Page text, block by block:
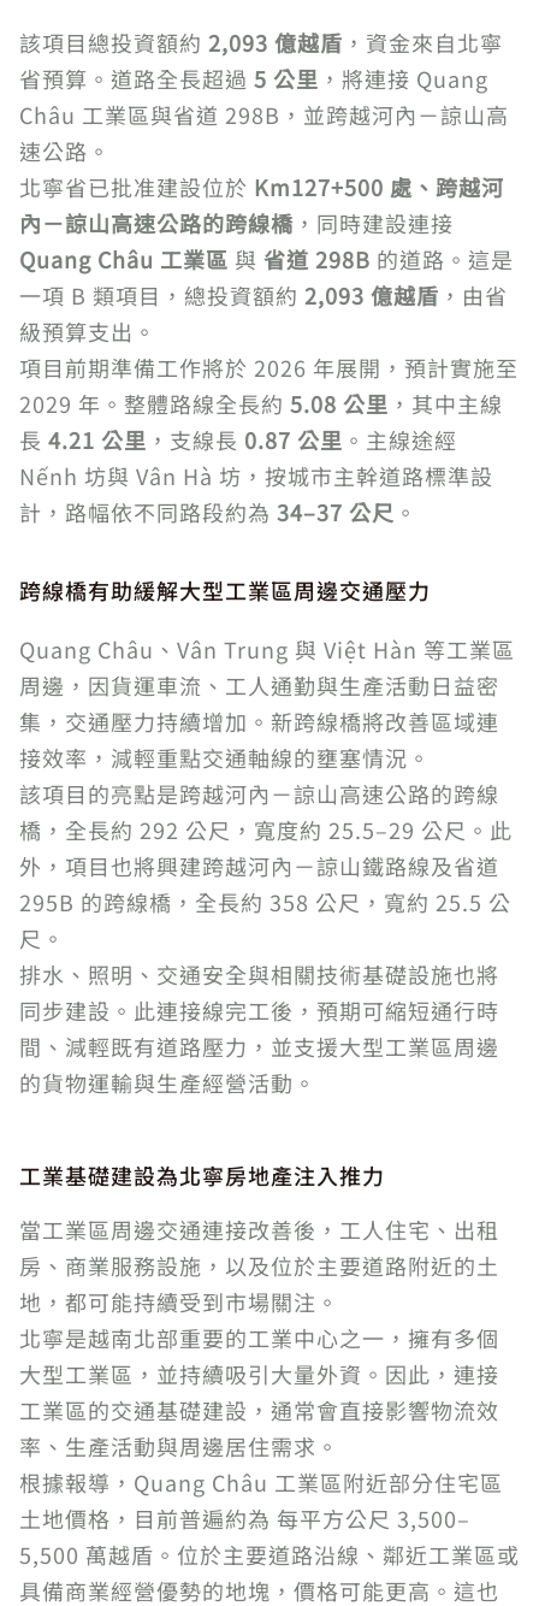
該項目總投資額約 2,093 億越盾 ，資金來自北寧
省預算。道路全長超過 5 公里 ，將連接 Quang
Châu 工業區與省道 298B，並跨越河內－諒山高
速公路。
北寧省已批准建設位於 Km127+500 處、跨越河
內－諒山高速公路的跨線橋 ，同時建設連接
Quang Châu 工業區 與 省道 298B 的道路。這是
一項 B 類項目，總投資額約 2,093 億越盾 ，由省
級預算支出。
項目前期準備工作將於 2026 年展開，預計實施至
2029 年。整體路線全長約 5.08 公里 ，其中主線
長 4.21 公里 ，支線長 0.87 公里 。主線途經
Nếnh 坊與 Vân Hà 坊，按城市主幹道路標準設
計，路幅依不同路段約為 34–37 公尺 。
跨線橋有助緩解大型工業區周邊交通壓力
Quang Châu、Vân Trung 與 Việt Hàn 等工業區
周邊，因貨運車流、工人通勤與生產活動日益密
集，交通壓力持續增加。新跨線橋將改善區域連
接效率，減輕重點交通軸線的壅塞情況。
該項目的亮點是跨越河內－諒山高速公路的跨線
橋，全長約 292 公尺，寬度約 25.5–29 公尺。此
外，項目也將興建跨越河內－諒山鐵路線及省道
295B 的跨線橋，全長約 358 公尺，寬約 25.5 公
尺。
排水、照明、交通安全與相關技術基礎設施也將
同步建設。此連接線完工後，預期可縮短通行時
間、減輕既有道路壓力，並支援大型工業區周邊
的貨物運輸與生產經營活動。
工業基礎建設為北寧房地產注入推力
當工業區周邊交通連接改善後，工人住宅、出租
房、商業服務設施，以及位於主要道路附近的土
地，都可能持續受到市場關注。
北寧是越南北部重要的工業中心之一，擁有多個
大型工業區，並持續吸引大量外資。因此，連接
工業區的交通基礎建設，通常會直接影響物流效
率、生產活動與周邊居住需求。
根據報導，Quang Châu 工業區附近部分住宅區
土地價格，目前普遍約為 每平方公尺 3,500–
5,500 萬越盾。位於主要道路沿線、鄰近工業區或
具備商業經營優勢的地塊，價格可能更高。這也